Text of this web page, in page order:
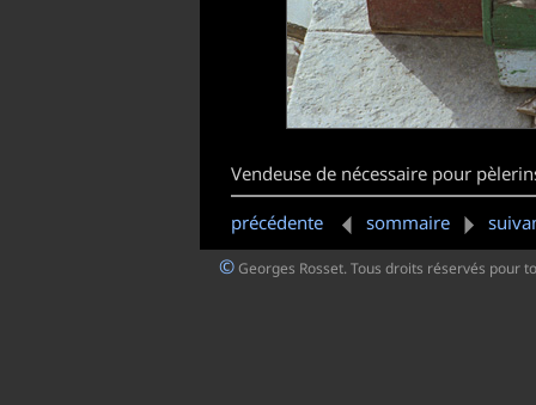
Vendeuse de nécessaire pour
précédente sommaire
©Georges Rosset. Tous droits réservés pour